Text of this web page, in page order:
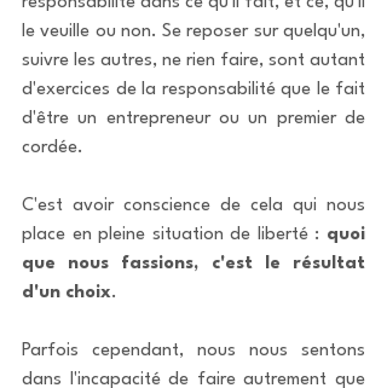
le veuille ou non. Se reposer sur quelqu'un,
suivre les autres, ne rien faire, sont autant
d'exercices de la responsabilité que le fait
d'être un entrepreneur ou un premier de
cordée.
C'est avoir conscience de cela qui nous
place en pleine situation de liberté : quoi
que nous fassions, c'est le résultat
d'un choix.
Parfois cependant, nous nous sentons
dans l'incapacité de faire autrement que